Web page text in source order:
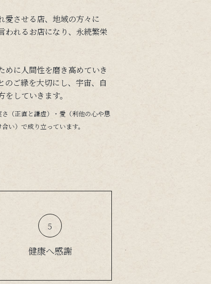
愛させる店、地域の方々に
われるお店になり、永続繁栄
めに人間性を磨き高めていき
のご縁を大切にし、宇宙、自
していきます。
（正直と謙虚）・愛（利他の心や思
い）で成り立っています。
５
健康へ感謝